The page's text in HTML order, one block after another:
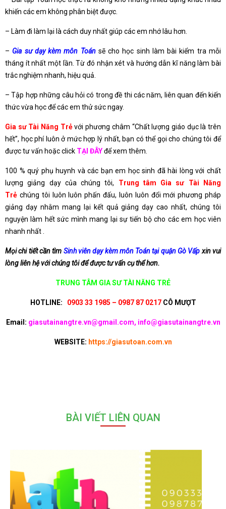
khiến các em không phân biệt được.
– Làm đi làm lại là cách duy nhất giúp các em nhớ lâu hơn.
– Gia sư dạy kèm môn Toánsẽ cho học sinh làm bài kiểm tra mỗi
tháng ít nhất một lần. Từ đó nhận xét và hướng dẫn kĩ năng làm bài
trắc nghiệm nhanh, hiệu quả.
– Tập hợp những câu hỏi có trong đề thi các năm, liên quan đến kiến
thức vừa học để các em thử sức ngay.
Gia sư Tài Năng Trẻvới phương châm “Chất lượng giáo dục là trên
hết”, học phí luôn ở mức hợp lý nhất, bạn có thể gọi cho chúng tôi để
được tư vấn hoặc click TẠI ĐÂYđể xem thêm.
100 % quý phụ huynh và các bạn em học sinh đã hài lòng với chất
lượng giảng dạy của chúng tôi, Trung tâm Gia sư Tài Năng
Trẻ chúng tôi luôn luôn phấn đấu, luôn luôn đổi mới phương pháp
giảng dạy nhằm mang lại kết quả giảng dạy cao nhất, chúng tôi
nguyện làm hết sức mình mang lại sự tiến bộ cho các em học viên
nhanh nhất .
Mọi chi tiết cần tìm Sinh viên dạy kèm môn Toán tại quận Gò Vấp xin vui
lòng liên hệ với chúng tôi để được tư vấn cụ thể hơn.
TRUNG TÂM GIA SƯ TÀI NĂNG TRẺ
HOTLINE: 0903 33 1985 – 0987 87 0217 CÔ MƯỢT
Email: giasutainangtre.vn@gmail.com, info@giasutainangtre.vn
WEBSITE: https://giasutoan.com.vn
BÀI VIẾT LIÊN QUAN